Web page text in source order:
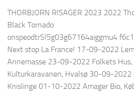
THORBJORN RISAGER 2023 2022
Black Tornado
onspeodtrSl5g03g67164aiggmu4
Next stop La France! 17-09-2022
Annemasse 23-09-2022 Folkets
Kulturkaravanen, Hvalsø 30-09-2022
Knislinge 01-10-2022 Amager Bio,